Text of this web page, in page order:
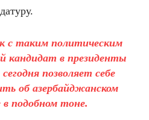
с таким политическим
в президенты
позволяет себе
об азербайджанском
подобном тоне.